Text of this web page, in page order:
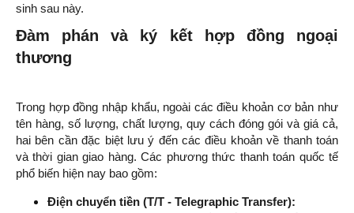
sinh sau này.
Đàm phán và ký kết hợp đồng ngoại
thương
Trong hợp đồng nhập khẩu, ngoài các điều khoản cơ bản như
tên hàng, số lượng, chất lượng, quy cách đóng gói và giá cả,
hai bên cần đặc biệt lưu ý đến các điều khoản về thanh toán
và thời gian giao hàng. Các phương thức thanh toán quốc tế
phổ biến hiện nay bao gồm:
Điện chuyển tiền (T/T - Telegraphic Transfer):